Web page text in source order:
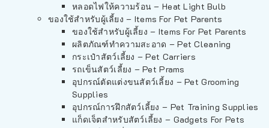
หลอดไฟให้ความร้อน – Heat Light Bulb
ของใช้สำหรับผู้เลี้ยง – Items For Pet Parents
ของใช้สำหรับผู้เลี้ยง – Items For Pet Parents
ผลิตภัณฑ์ทำความสะอาด – Pet Cleaning
กระเป๋าสัตว์เลี้ยง – Pet Carriers
รถเข็นสัตว์เลี้ยง – Pet Prams
อุปกรณ์ตัดแต่งขนสัตว์เลี้ยง – Pet Grooming
Supplies
อุปกรณ์การฝึกสัตว์เลี้ยง – Pet Training Supplies
แก็ดเจ็ตสำหรับสัตว์เลี้ยง – Gadgets For Pets